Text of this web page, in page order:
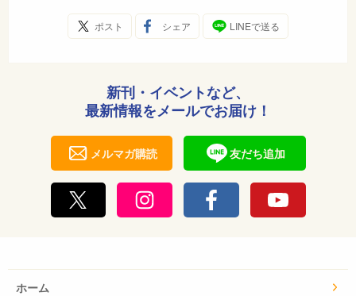
ポスト シェア LINEで送る
新刊・イベントなど、
最新情報をメールでお届け！
メルマガ購読 友だち追加
ホーム